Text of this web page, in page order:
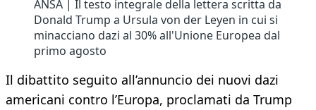
ANSA | Il testo integrale della lettera scritta da
Donald Trump a Ursula von der Leyen in cui si
minacciano dazi al 30% all'Unione Europea dal
primo agosto
Il dibattito seguito all’annuncio dei nuovi dazi
americani contro l’Europa, proclamati da Trump